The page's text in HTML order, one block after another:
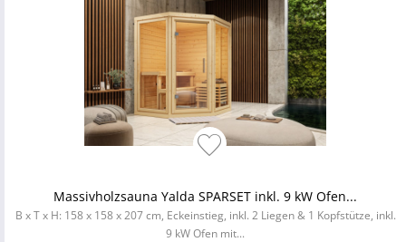
Massivholzsauna Yalda SPARSET inkl. 9 kW Ofen...
B x T x H: 158 x 158 x 207 cm, Eckeinstieg, inkl. 2 Liegen & 1 Kopfstütze, inkl.
9 kW Ofen mit...